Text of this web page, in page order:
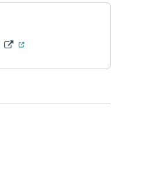
(ouverture dans un nouvel onglet)